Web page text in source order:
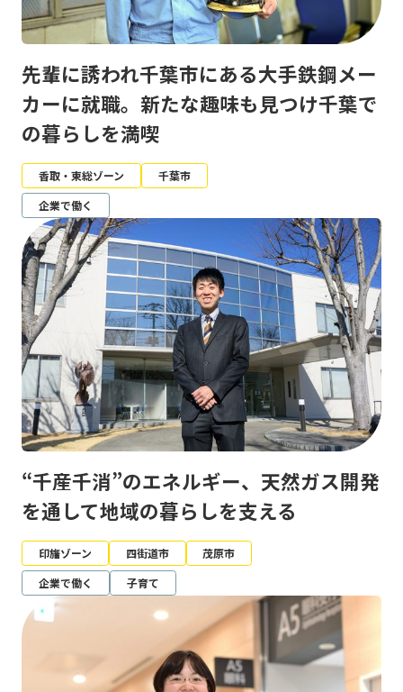
先輩に誘われ千葉市にある大手鉄鋼メー
カーに就職。新たな趣味も見つけ千葉で
の暮らしを満喫
香取・東総ゾーン
千葉市
企業で働く
“千産千消”のエネルギー、天然ガス開発
を通して地域の暮らしを支える
印旛ゾーン 四街道市
茂原市
企業で働く
子育て